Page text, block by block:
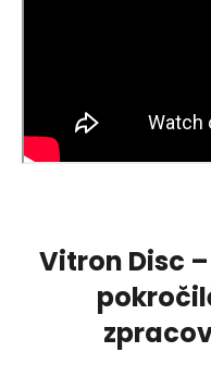
Vitron Disc